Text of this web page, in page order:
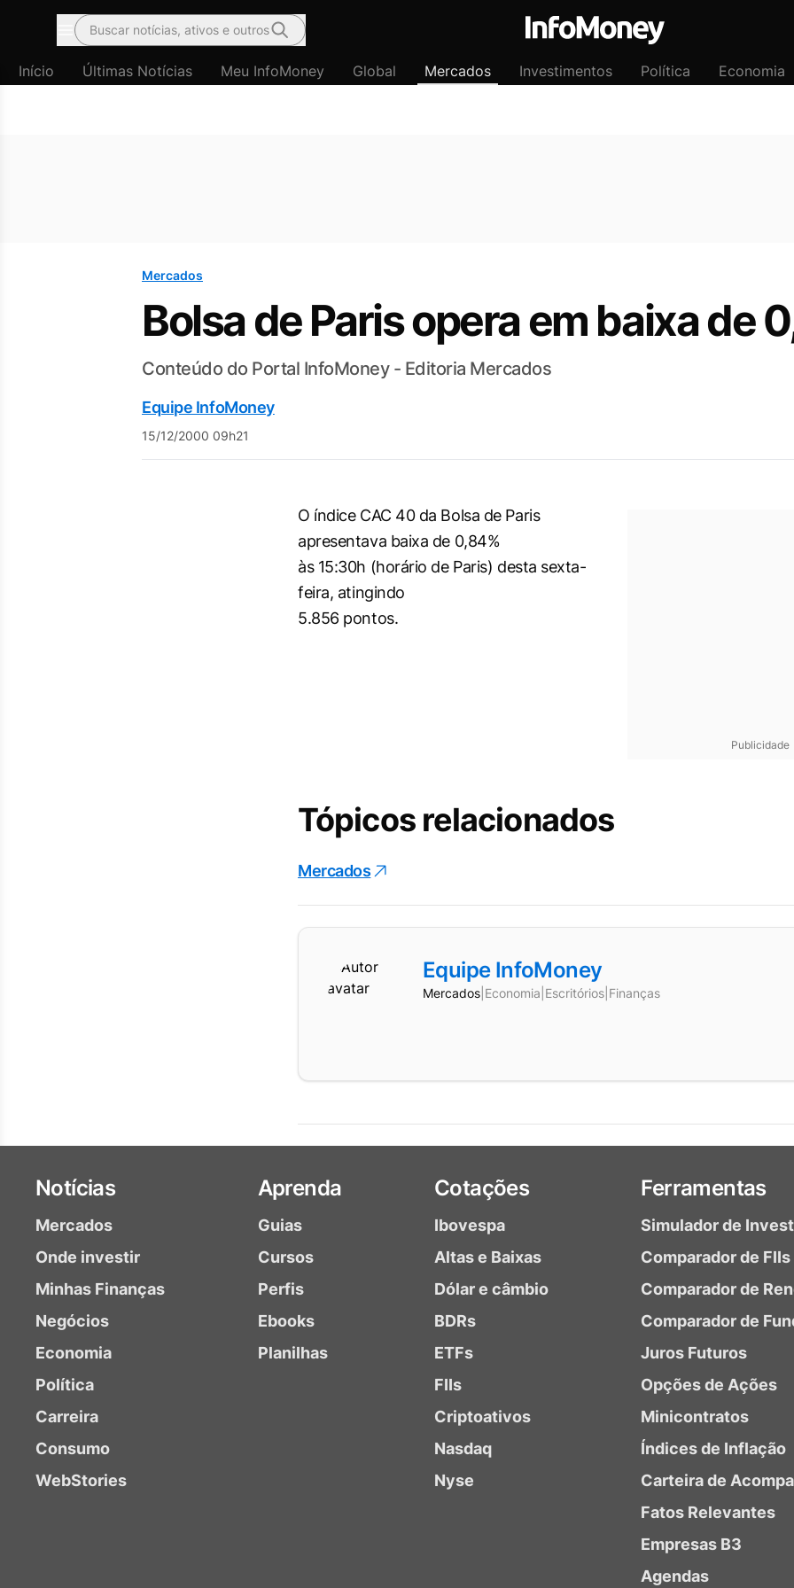
Menu
Buscar notícias, ativos e outros
Início Últimas Notícias Meu InfoMoney Global Mercados Investimentos Política Economia
Mercados
Bolsa de Paris opera em baixa de
Conteúdo do Portal InfoMoney - Editoria Mercados
Equipe InfoMoney
15/12/2000 09h21
Publicidade
O índice CAC 40 da Bolsa de Paris
apresentava baixa de 0,84%
às 15:30h (horário de Paris) desta sexta-
feira, atingindo
5.856 pontos.
Tópicos relacionados
Mercados
Equipe InfoMoney
Mercados Economia Escritórios Finanças
Notícias
Mercados
Onde investir
Minhas Finanças
Negócios
Economia
Política
Carreira
Consumo
WebStories
Aprenda
Guias
Cursos
Perfis
Ebooks
Planilhas
Cotações
Ibovespa
Altas e Baixas
Dólar e câmbio
BDRs
ETFs
FIIs
Criptoativos
Nasdaq
Nyse
Ferramentas
Simulador de
Comparador de FIIs
Comparador de
Comparador de
Juros Futuros
Opções de Ações
Minicontratos
Índices de Inflação
Carteira de
Fatos Relevantes
Empresas B3
Agendas